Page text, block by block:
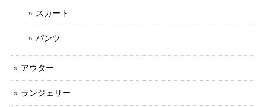
スカート
パンツ
アウター
ランジェリー